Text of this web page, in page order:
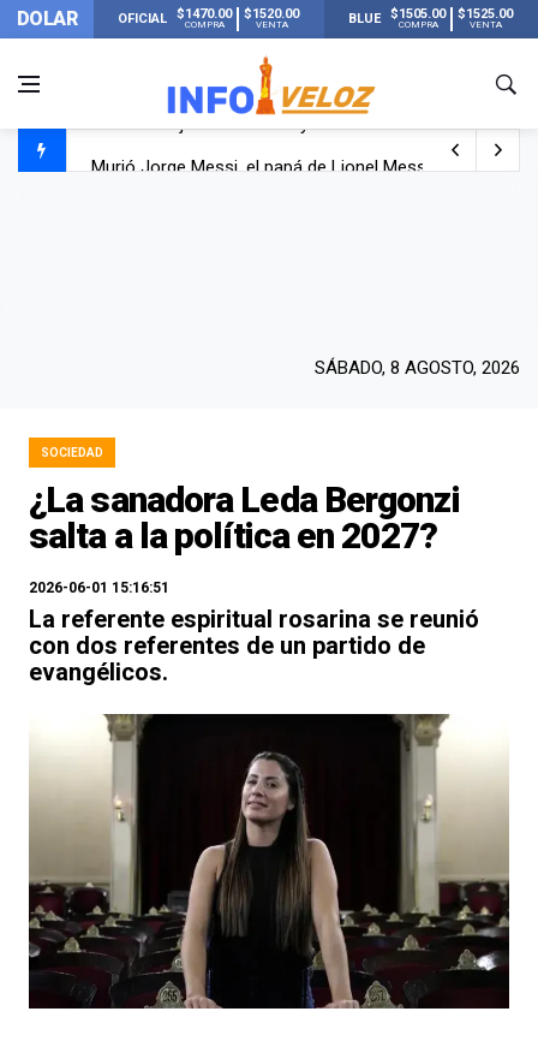
DOLAR OFICIAL $1470.00
COMPRA
$1520.00
VENTA BLUE $1505.00
COMPRA
$1525.00
VENTA
SÁBADO, 8 AGOSTO, 2026
SOCIEDAD
¿La sanadora Leda Bergonzi
salta a la política en 2027?
2026-06-01 15:16:51
La referente espiritual rosarina se reunió
con dos referentes de un partido de
evangélicos.